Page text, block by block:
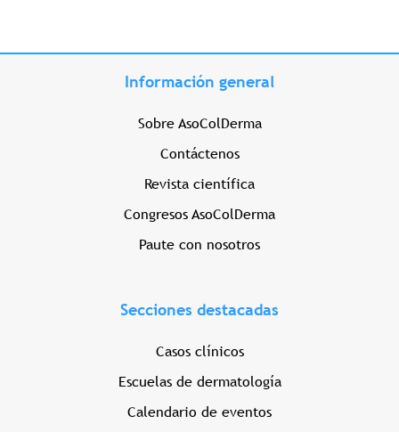
Información general
Sobre AsoColDerma
Contáctenos
Revista científica
Congresos AsoColDerma
Paute con nosotros
Secciones destacadas
Casos clínicos
Escuelas de dermatología
Calendario de eventos